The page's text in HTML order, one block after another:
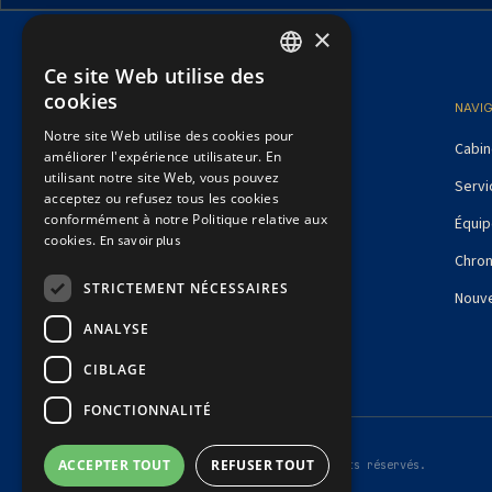
© 2026 Dubé Latreille Avocats Inc. — Tous droits réservés.
×
Ce site Web utilise des
cookies
Notre site Web utilise des cookies pour
améliorer l'expérience utilisateur. En
utilisant notre site Web, vous pouvez
acceptez ou refusez tous les cookies
conformément à notre Politique relative aux
cookies. En savoir plus
STRICTEMENT NÉCESSAIRES
ANALYSE
CIBLAGE
FONCTIONNALITÉ
ACCEPTER TOUT REFUSER TOUT